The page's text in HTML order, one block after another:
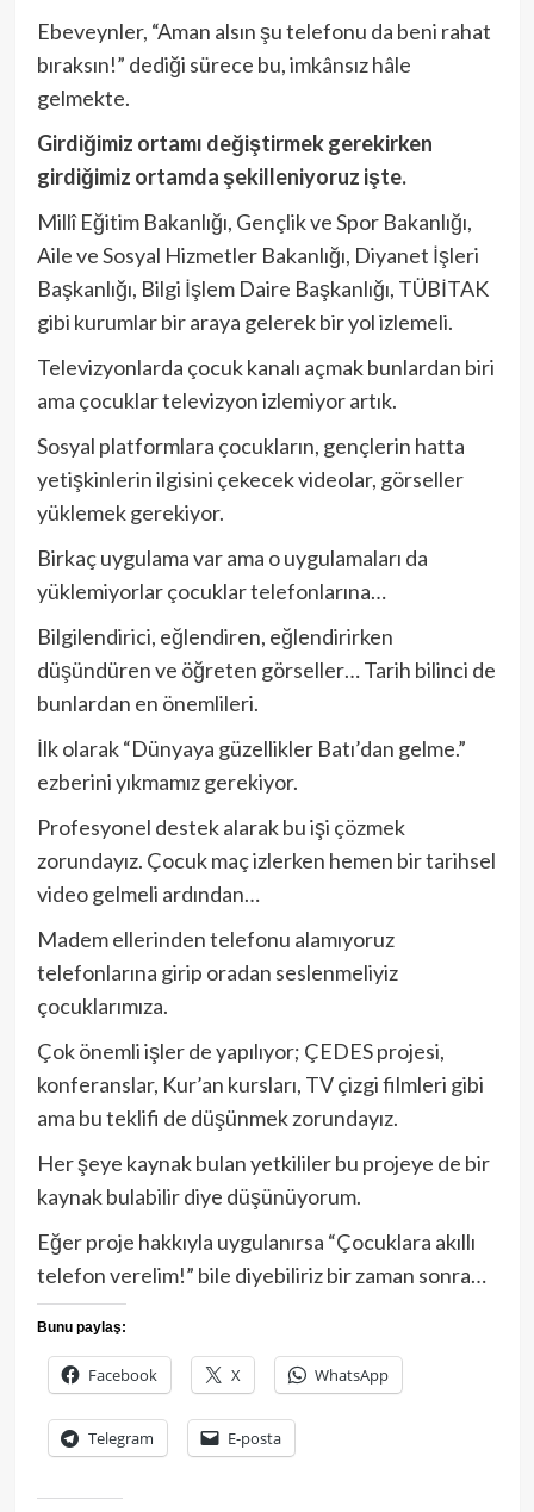
Ebeveynler, “Aman alsın şu telefonu da beni rahat
bıraksın!” dediği sürece bu, imkânsız hâle
gelmekte.
Girdiğimiz ortamı değiştirmek gerekirken
girdiğimiz ortamda şekilleniyoruz işte.
Millî Eğitim Bakanlığı, Gençlik ve Spor Bakanlığı,
Aile ve Sosyal Hizmetler Bakanlığı, Diyanet İşleri
Başkanlığı, Bilgi İşlem Daire Başkanlığı, TÜBİTAK
gibi kurumlar bir araya gelerek bir yol izlemeli.
Televizyonlarda çocuk kanalı açmak bunlardan biri
ama çocuklar televizyon izlemiyor artık.
Sosyal platformlara çocukların, gençlerin hatta
yetişkinlerin ilgisini çekecek videolar, görseller
yüklemek gerekiyor.
Birkaç uygulama var ama o uygulamaları da
yüklemiyorlar çocuklar telefonlarına…
Bilgilendirici, eğlendiren, eğlendirirken
düşündüren ve öğreten görseller… Tarih bilinci de
bunlardan en önemlileri.
İlk olarak “Dünyaya güzellikler Batı’dan gelme.”
ezberini yıkmamız gerekiyor.
Profesyonel destek alarak bu işi çözmek
zorundayız. Çocuk maç izlerken hemen bir tarihsel
video gelmeli ardından…
Madem ellerinden telefonu alamıyoruz
telefonlarına girip oradan seslenmeliyiz
çocuklarımıza.
Çok önemli işler de yapılıyor; ÇEDES projesi,
konferanslar, Kur’an kursları, TV çizgi filmleri gibi
ama bu teklifi de düşünmek zorundayız.
Her şeye kaynak bulan yetkililer bu projeye de bir
kaynak bulabilir diye düşünüyorum.
Eğer proje hakkıyla uygulanırsa “Çocuklara akıllı
telefon verelim!” bile diyebiliriz bir zaman sonra…
Bunu paylaş:
Facebook X WhatsApp
Telegram E-posta